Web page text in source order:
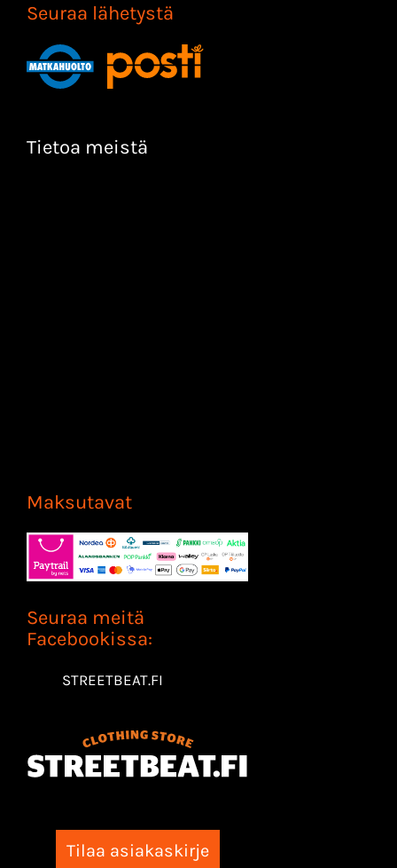
Seuraa lähetystä
Tietoa meistä
Maksutavat
Seuraa meitä
Facebookissa:
STREETBEAT.FI